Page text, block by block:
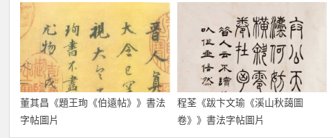
董其昌《題王珣《伯遠帖》》書法
字帖圖片
程荃《跋卞文瑜《溪山秋藹圖
卷》》書法字帖圖片